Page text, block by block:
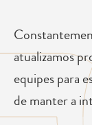
atualizamos
equipes para
de manter a